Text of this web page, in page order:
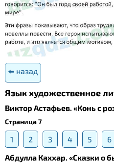
⬅️ назад
Язык художественное
Виктор Астафьев. «Конь с
Страница 7
1 2 3 4 5 6
Абдулла Каххар. «Сказки о